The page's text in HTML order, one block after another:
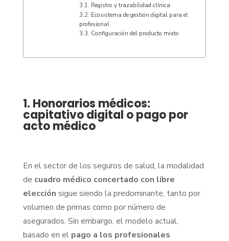
3.1. Registro y trazabilidad clínica
3.2. Ecosistema de gestión digital para el
profesional
3.3. Configuración del producto mixto
1. Honorarios médicos:
capitativo digital o pago por
acto médico
En el sector de los seguros de salud, la modalidad
de cuadro médico concertado con libre
elección sigue siendo la predominante, tanto por
volumen de primas como por número de
asegurados. Sin embargo, el modelo actual,
basado en el pago a los profesionales